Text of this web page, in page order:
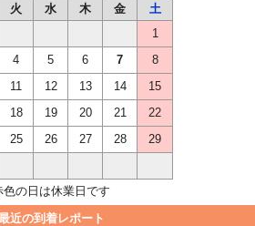
火 水 木 金
土
1
4 5 6 7
8
11 12 13 14
15
18 19 20 21
22
25 26 27 28
29
色の日は休業日です
近の到着レポート